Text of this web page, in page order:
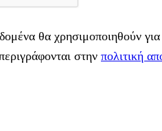
θα χρησιμοποιηθούν
στην πολιτική